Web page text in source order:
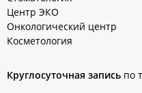
Центр ЭКО
Онкологический центр
Косметология
Круглосуточная запись по